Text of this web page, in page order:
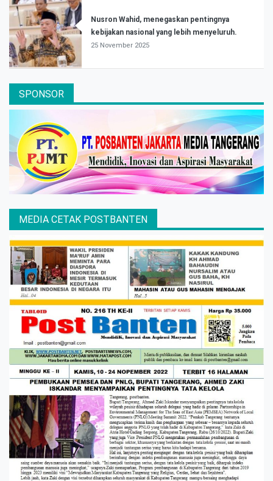
Nusron Wahid, menegaskan pentingnya
kebijakan nasional yang lebih menyeluruh.
25 November 2025
SPONSOR
MEDIA CETAK POSTBANTEN